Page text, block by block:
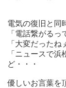
電気の復旧と同
「電話繋がるっ
「大変だったね
「ニュースで
ど・・・
優しいお言葉を